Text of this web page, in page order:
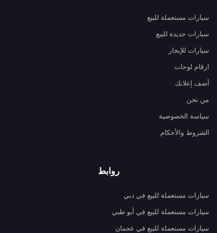
سيارات مستعملة للبيع
سيارات جديدة للبيع
سيارات للإيجار
ارقام لوحات
أضف إعلانك
من نحن
سياسة الخصوصية
الشروط والأحكام
روابط
سيارات مستعملة للبيع في دبي
سيارات مستعملة للبيع في أبو ظبي
سيارات مستعملة للبيع في عجمان